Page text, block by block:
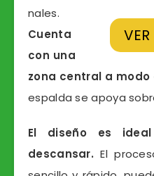
nales.
Cuenta
con una
zona central a modo
espalda se apoya
El diseño es
descansar. El